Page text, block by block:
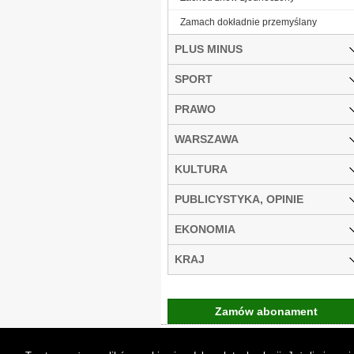
Zamach dokładnie przemyślany
PLUS MINUS
SPORT
PRAWO
WARSZAWA
KULTURA
PUBLICYSTYKA, OPINIE
EKONOMIA
KRAJ
Zamów abonament